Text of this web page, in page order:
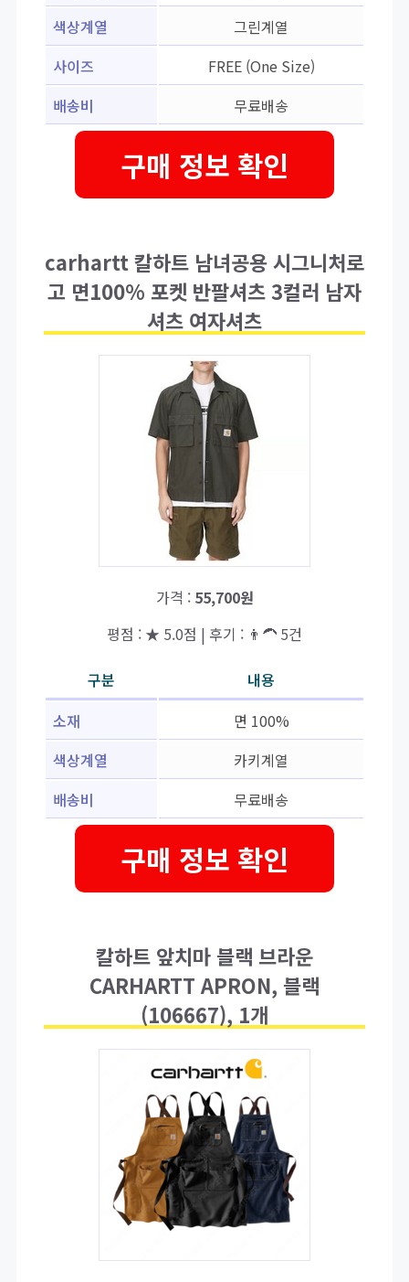
색상계열
그린계열
사이즈
FREE (One Size)
배송비
무료배송
구매 정보 확인
carhartt 칼하트 남녀공용 시그니처로
고 면100% 포켓 반팔셔츠 3컬러 남자
셔츠 여자셔츠
가격 : 55,700원
평점 : ★ 5.0점 | 후기 : 👨‍🦱 5건
구분
내용
소재
면 100%
색상계열
카키계열
배송비
무료배송
구매 정보 확인
칼하트 앞치마 블랙 브라운
CARHARTT APRON, 블랙
(106667), 1개